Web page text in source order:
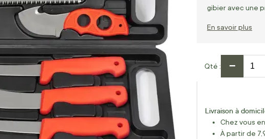
gibier avec une
En savoir plus
Qté −
Livraison à
Chez vous
À partir de